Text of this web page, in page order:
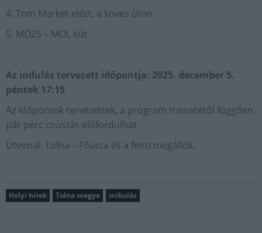
4. Tom Market előtt, a köves úton
5. MÖZS – MOL kút
Az indulás tervezett időpontja: 2025. december 5.
péntek 17:15
Az időpontok tervezettek, a program menetétől függően
pár perc csúszás előfordulhat.
Útvonal: Tolna – Főutca és a fenti megállók.
Helyi hírek Tolna megye mikulás